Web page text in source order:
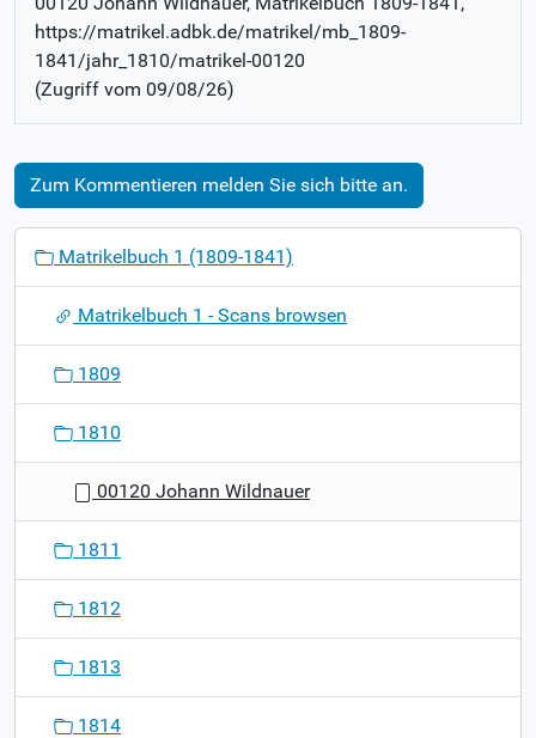
https://matrikel.adbk.de/matrikel/mb_1809-
1841/jahr_1810/matrikel-00120
(Zugriff vom 09/08/26)
Zum Kommentieren melden Sie sich bitte an.
o
Matrikelbuch 1 (1809-1841)
Matrikelbuch 1 - Scans browsen
1809
1810
00120 Johann Wildnauer
1811
1812
1813
1814